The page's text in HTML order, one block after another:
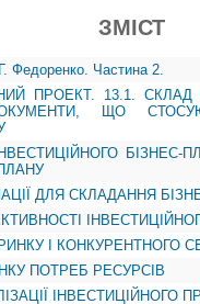
ЗМІСТ
Частина 2.
ПРОЕКТ. 13.1.
ЩО
ДЛЯ СКЛАДАННЯ
І КОНКУРЕНТНОГО
ПОТРЕБ РЕСУРСІВ
ІНВЕСТИЦІЙНОГО